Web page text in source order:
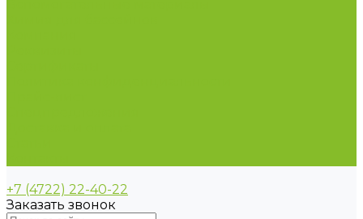
+7 (4722) 22-40-22
Заказать звонок